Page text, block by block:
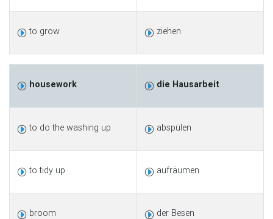
to grow ziehen
housework die Hausarbeit
to do the washing up abspülen
to tidy up aufräumen
broom der Besen